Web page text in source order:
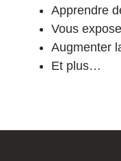
Apprendre
Vous
Augmenter
Et plus…